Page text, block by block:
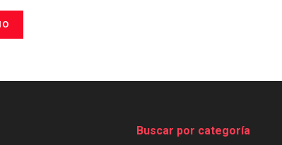
Buscar por categoría